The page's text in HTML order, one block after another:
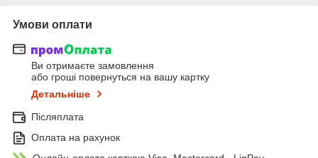
Умови оплати
Ви отримаєте замовлення
або гроші повернуться на вашу картку
Детальніше
Післяплата
Оплата на рахунок